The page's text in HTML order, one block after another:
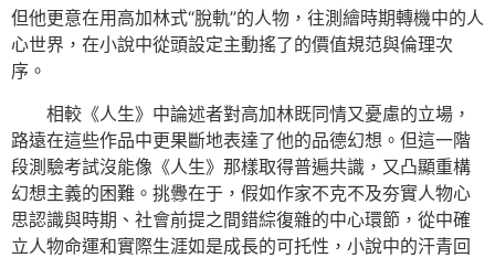
但他更意在用高加林式“脫軌”的人物，往測繪時期轉機中的人
心世界，在小說中從頭設定主動搖了的價值規范與倫理次
序。
相較《人生》中論述者對高加林既同情又憂慮的立場，
路遠在這些作品中更果斷地表達了他的品德幻想。但這一階
段測驗考試沒能像《人生》那樣取得普遍共識，又凸顯重構
幻想主義的困難。挑釁在于，假如作家不克不及夯實人物心
思認識與時期、社會前提之間錯綜復雜的中心環節，從中確
立人物命運和實際生涯如是成長的可托性，小說中的汗青回